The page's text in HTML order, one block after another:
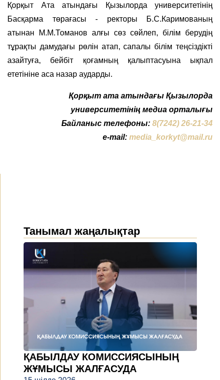
Қорқыт Ата атындағы Қызылорда университетінің
Басқарма төрағасы - ректоры Б.С.Каримованың
атынан М.М.Томанов алғы сөз сөйлеп, білім берудің
тұрақты дамудағы рөлін атап, сапалы білім теңсіздікті
азайтуға, бейбіт қоғамның қалыптасуына ықпал
ететініне аса назар аударды.
Қорқыт ата атындағы Қызылорда
университетінің медиа орталығы
Байланыс телефоны: 8(7242) 26-21-34
e-mail: media_korkyt@mail.ru
Танымал жаңалықтар
ҚАБЫЛДАУ КОМИССИЯСЫНЫҢ
ЖҰМЫСЫ ЖАЛҒАСУДА